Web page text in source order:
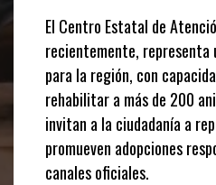
El Centro Estatal de
recientemente,
para la región, con
rehabilitar a más de 200
invitan a la ciudadanía a
promueven adopciones
canales oficiales.